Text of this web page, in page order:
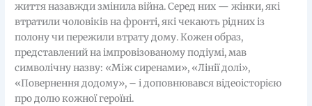
життя назавжди змінила війна. Серед них — жінки, які
втратили чоловіків на фронті, які чекають рідних із
полону чи пережили втрату дому. Кожен образ,
представлений на імпровізованому подіумі, мав
символічну назву: «Між сиренами», «Лінії долі»,
«Повернення додому», – і доповнювався відеоісторією
про долю кожної героїні.